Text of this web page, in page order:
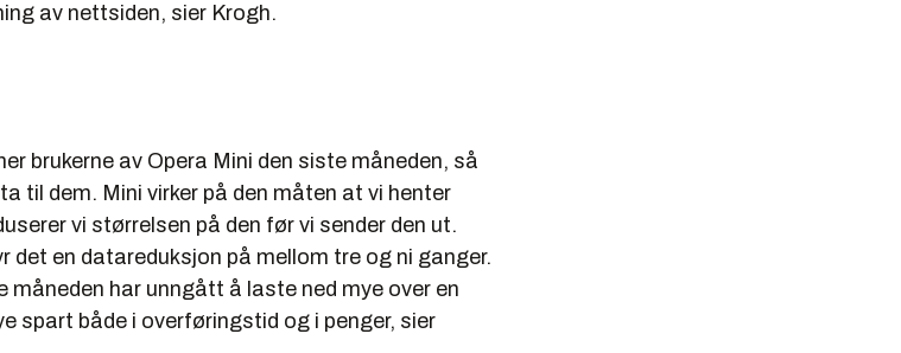
av nettsiden, sier Krogh.
brukerne av Opera Mini den siste måneden, så
til dem. Mini virker på den måten at vi henter
vi størrelsen på den før vi sender den ut.
det en datareduksjon på mellom tre og ni ganger.
måneden har unngått å laste ned mye over en
spart både i overføringstid og i penger, sier